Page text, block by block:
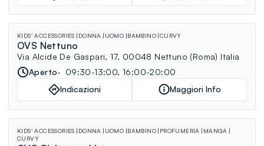
KIDS' ACCESSORIES DONNA UOMO BAMBINO CURVY
OVS Nettuno
Via Alcide De Gaspari, 17, 00048 Nettuno (Roma) Italia
Aperto
09:30-13:00, 16:00-20:00
Indicazioni
Maggiori Info
KIDS' ACCESSORIES DONNA UOMO BAMBINO PROFUMERIA
MANGA
CURVY